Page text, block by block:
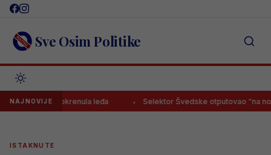
Skip
content Sve Osim Politike
NAJNOVIJE
ponovo okrenula leđa Selektor Švedske otputovao “na noge”
ISTAKNUTE